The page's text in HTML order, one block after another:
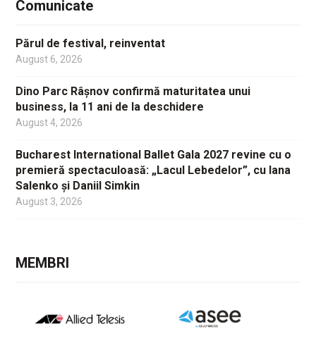
Comunicate
Părul de festival, reinventat
August 6, 2026
Dino Parc Râșnov confirmă maturitatea unui
business, la 11 ani de la deschidere
August 4, 2026
Bucharest International Ballet Gala 2027 revine cu o
premieră spectaculoasă: „Lacul Lebedelor”, cu Iana
Salenko și Daniil Simkin
August 3, 2026
MEMBRI